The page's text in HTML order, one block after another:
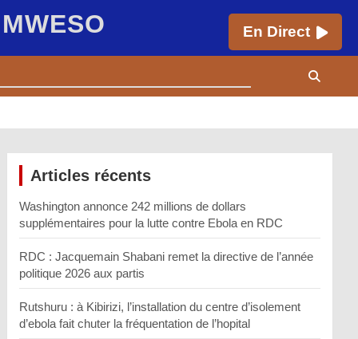
En Direct
Articles récents
Washington annonce 242 millions de dollars
supplémentaires pour la lutte contre Ebola en RDC
RDC : Jacquemain Shabani remet la directive de l’année
politique 2026 aux partis
Rutshuru : à Kibirizi, l’installation du centre d’isolement
d’ebola fait chuter la fréquentation de l’hopital